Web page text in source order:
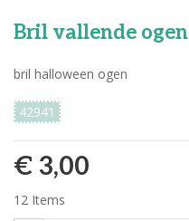
Bril vallende ogen
bril halloween ogen
42941
€ 3,00
12 Items